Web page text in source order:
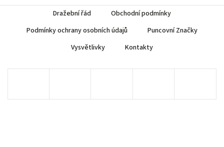
Dražební řád
Obchodní podmínky
Podmínky ochrany osobních údajů
Puncovní Značky
Vysvětlivky
Kontakty